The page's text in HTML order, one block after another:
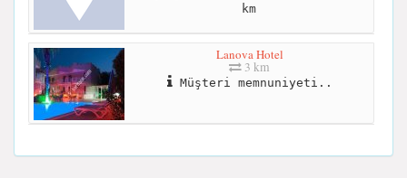
km
Lanova Hotel
3 km
Müşteri memnuniyeti..